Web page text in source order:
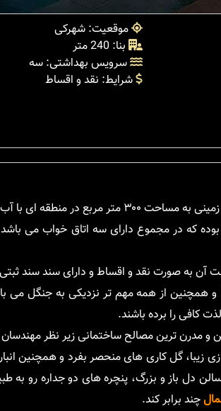
موقعیت: شهرکی
بنا: 240 متر
سرویس بهداشتی: سه
شرایط: نقد و اقساط
که در مجموع دارای سه اتاق خواب می باشد
آن به صورت نقد و اقساط و دارای سند سند
و همچنین از همه مهم تر نزدیکی به جنگل می
کافی را برده باشند.
و مدرن ترین مصالح ساختمانی زیر نظر
زیبا، گل کاری های منحصر بفرد و همچنین
دل باز و بزرگ، پنچره های دو جداره رو
چند برابر کند.